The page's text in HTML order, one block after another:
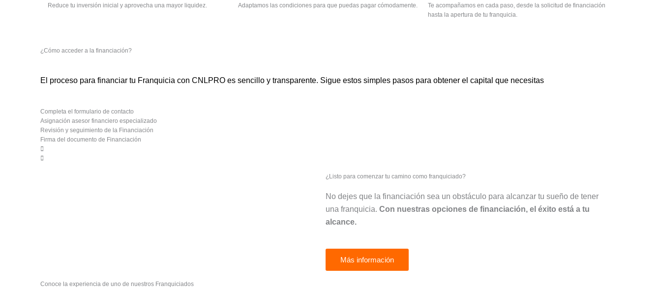
Reduce tu inversión inicial y aprovecha una mayor liquidez.
Adaptamos las condiciones para que puedas pagar cómodamente.
Te acompañamos en cada paso, desde la solicitud de financiación
hasta la apertura de tu franquicia.
¿Cómo acceder a la financiación?
El proceso para financiar tu Franquicia con CNLPRO es sencillo y transparente. Sigue estos simples pasos para obtener el capital que necesitas
Completa el formulario de contacto
Asignación asesor financiero especializado
Revisión y seguimiento de la Financiación
Firma del documento de Financiación
¿Listo para comenzar tu camino como franquiciado?
No dejes que la financiación sea un obstáculo para alcanzar tu sueño de tener
una franquicia. Con nuestras opciones de financiación, el éxito está a tu
alcance.
Más información
Conoce la experiencia de uno de nuestros Franquiciados